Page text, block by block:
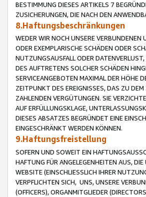
BESTIMMUNG DIESES ARTIKELS 7
ZUSICHERUNGEN, DIE NACH DEN
8.Haftungsbeschränkungen
WEDER WIR NOCH UNSERE
ODER EXEMPLARISCHE SCHÄDEN ODER
NUTZUNGSAUSFALL ODER
DES AUFTRETENS SOLCHER SCHÄDEN
SERVICEANGEBOTEN MAXIMAL DER HÖHE
ZEITPUNKT DES EREIGNISSES, DAS ZU
ZAHLENDEN VERGÜTUNGEN. SIE
AUF ERFÜLLUNGSKLAGE,
DIESES ABSATZES BEGRÜNDET EINE
EINGESCHRÄNKT WERDEN KÖNNEN.
9.Haftungsfreistellung
SOFERN UND SOWEIT EIN
HAFTUNG FÜR ANGELEGENHEITEN AUS,
WEBSITE (EINSCHLIESSLICH IHRER
VERPFLICHTEN SICH, UNS, UNSERE
(OFFICERS), ORGANMITGLIEDER